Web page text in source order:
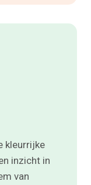
kleurrijke
inzicht in
van